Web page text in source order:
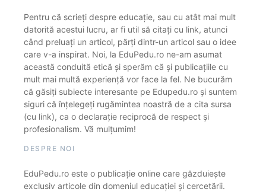
Pentru că scrieți despre educație, sau cu atât mai mult
datorită acestui lucru, ar fi util să citați cu link, atunci
când preluați un articol, părți dintr-un articol sau o idee
care v-a inspirat. Noi, la EduPedu.ro ne-am asumat
această conduită etică și sperăm că și publicațiile cu
mult mai multă experiență vor face la fel. Ne bucurăm
că găsiți subiecte interesante pe Edupedu.ro și suntem
siguri că înțelegeți rugămintea noastră de a cita sursa
(cu link), ca o declarație reciprocă de respect și
profesionalism. Vă mulțumim!
DESPRE NOI
EduPedu.ro este o publicație online care găzduiește
exclusiv articole din domeniul educației și cercetării.